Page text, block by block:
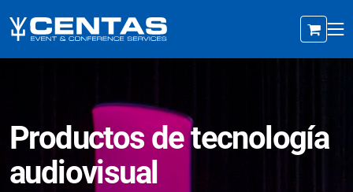
Productos de tecnología
audiovisual